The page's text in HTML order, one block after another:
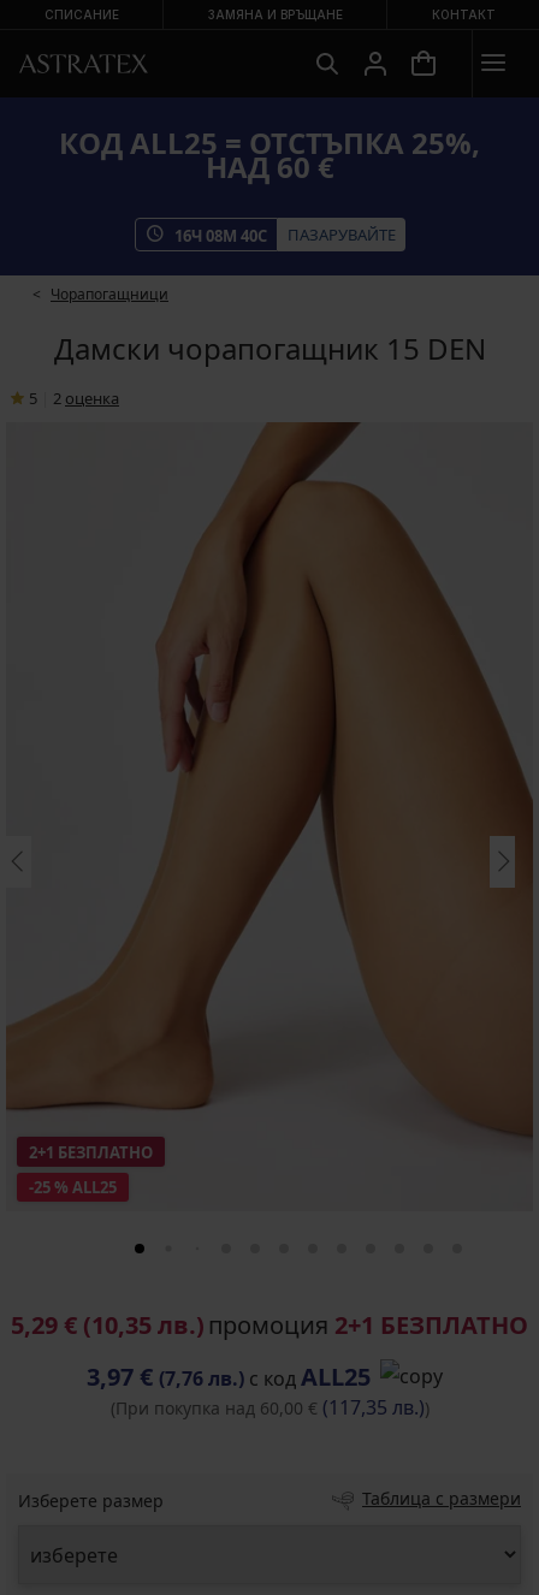
СПИСАНИЕ ЗАМЯНА И ВРЪЩАНЕ КОНТАКТ
КОД ALL25 = ОТСТЪПКА 25%,
НАД 60 €
16Ч 08М 40С ПАЗАРУВАЙТЕ
Чорапогащници
Дамски чорапогащник 15 DEN
5 2 oценка
-25 % ALL25
2+1 БЕЗПЛАТНО
5,29 € (10,35 лв.) промоция 2+1 БЕЗПЛАТНО
3,97 € (7,76 лв.) с кодALL25
(При покупка над 60,00 € (117,35 лв.))
Изберете размер Таблица с размери